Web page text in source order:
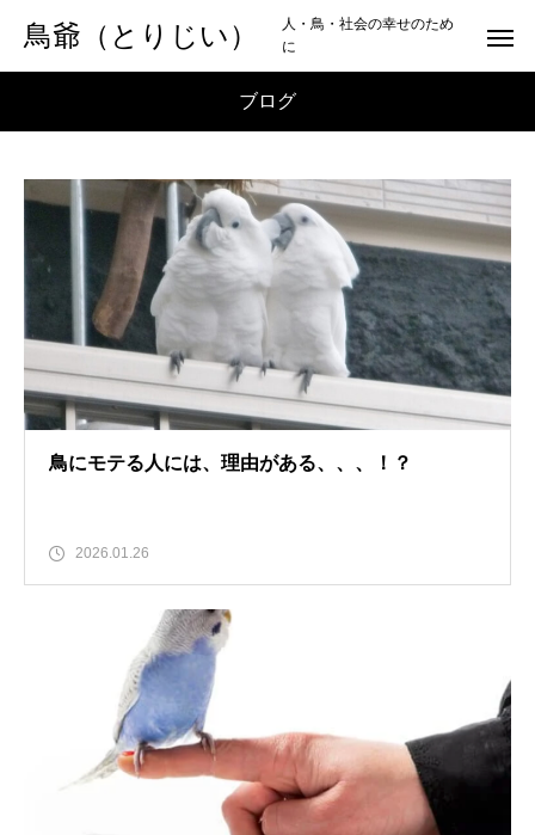
鳥爺（とりじい）
人・鳥・社会の幸せのため
に
ブログ
鳥にモテる人には、理由がある、、、！？
2026.01.26